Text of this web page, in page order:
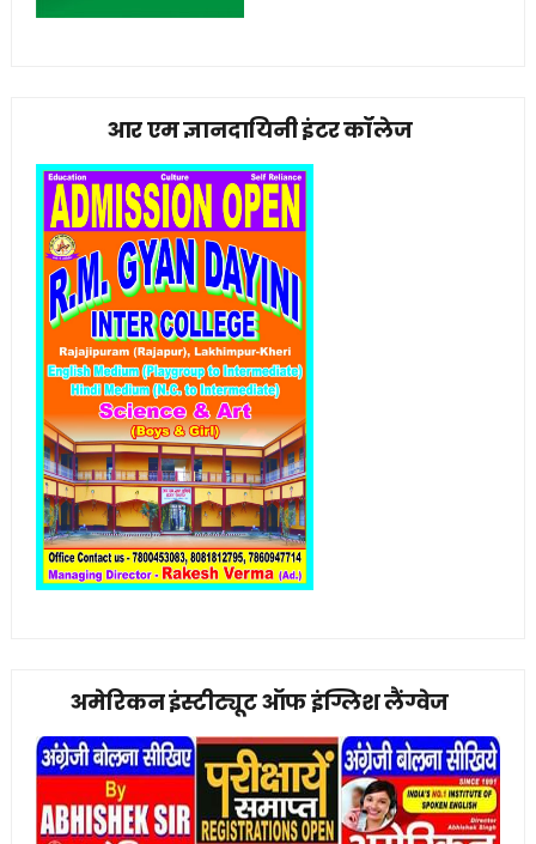
आर एम ज्ञानदायिनी इंटर कॉलेज
अमेरिकन इंस्टीट्यूट ऑफ इंग्लिश लैंग्वेज